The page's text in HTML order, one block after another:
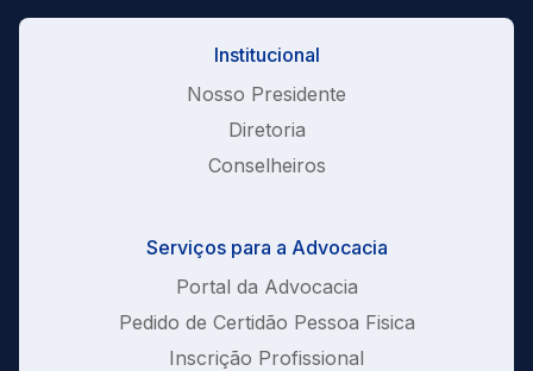
Institucional
Nosso Presidente
Diretoria
Conselheiros
Serviços para a Advocacia
Portal da Advocacia
Pedido de Certidão Pessoa Fisica
Inscrição Profissional